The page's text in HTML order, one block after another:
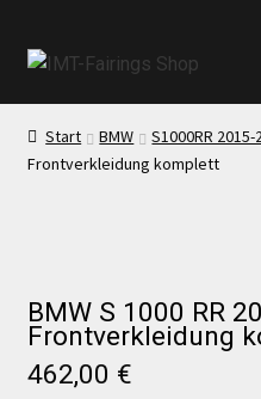
Start
Kontakt
News
Start BMW S1000RR 2015-
Frontverkleidung komplett
BMW S 1000 RR
Frontverkleidung
462,00 €